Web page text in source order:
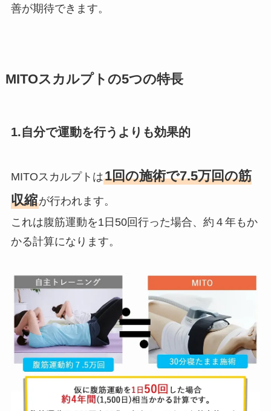
善が期待できます。
MITOスカルプトの5つの特長
1.自分で運動を行うよりも効果的
MITOスカルプトは1回の施術で7.5万回の筋
収縮が行われます。
これは腹筋運動を1日50回行った場合、約４年もか
かる計算になります。